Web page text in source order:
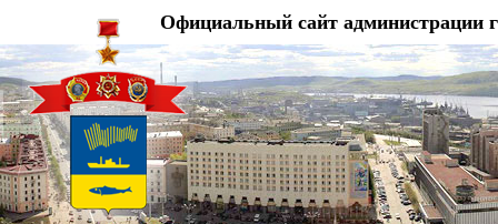
Официальный сайт администрации